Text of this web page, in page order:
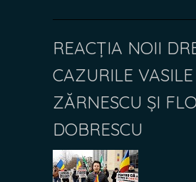
REACȚIA NOII
CAZURILE VASILE
ZĂRNESCU ȘI
DOBRESCU